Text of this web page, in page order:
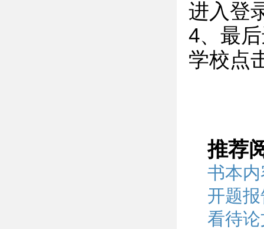
进入登
4、最
学校点
推荐
书本
开题
看待